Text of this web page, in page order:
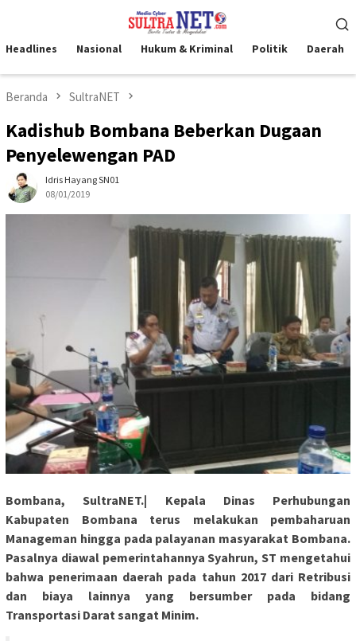
kontenMobile
Headlines Nasional Hukum & Kriminal Politik Daerah
Beranda SultraNET
Kadishub Bombana Beberkan Dugaan
Penyelewengan PAD
Idris Hayang SN01
08/01/2019
Bombana, SultraNET.| Kepala Dinas Perhubungan
Kabupaten Bombana terus melakukan pembaharuan
Manageman hingga pada palayanan masyarakat Bombana.
Pasalnya diawal pemerintahannya Syahrun, ST mengetahui
bahwa penerimaan daerah pada tahun 2017 dari Retribusi
dan biaya lainnya yang bersumber pada bidang
Transportasi Darat sangat Minim.